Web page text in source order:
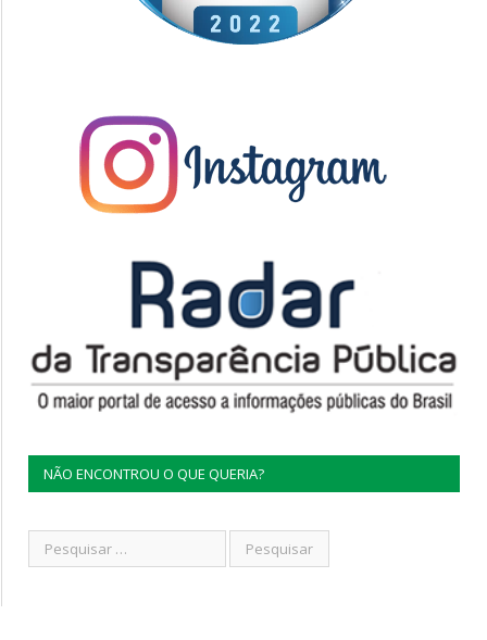
NÃO ENCONTROU O QUE QUERIA?